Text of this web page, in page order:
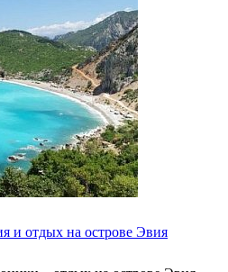
и отдых на острове Эвия